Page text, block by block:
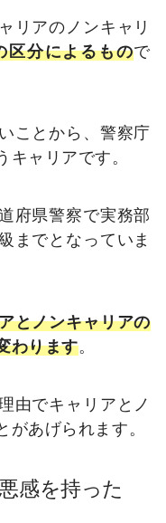
リアのノンキャリ
区分によるもので
ことから、警察庁
ャリアです。
府県警察で実務部
までとなっていま
とノンキャリアの
わります。
由でキャリアとノ
あげられます。
感を持った